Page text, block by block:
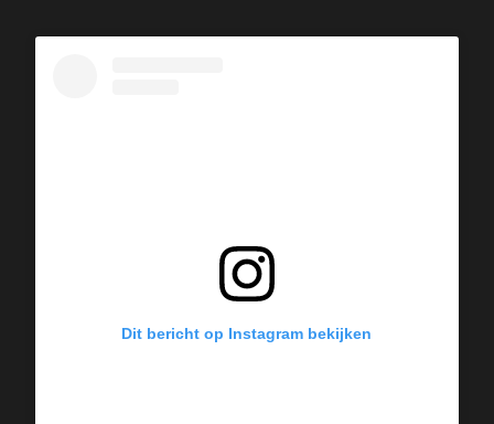
Dit bericht op Instagram bekijken